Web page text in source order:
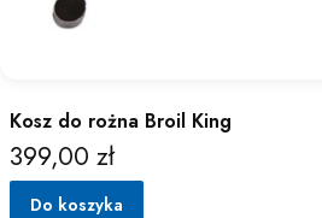
Kosz do rożna Broil King
Cena
399,00 zł
Do koszyka